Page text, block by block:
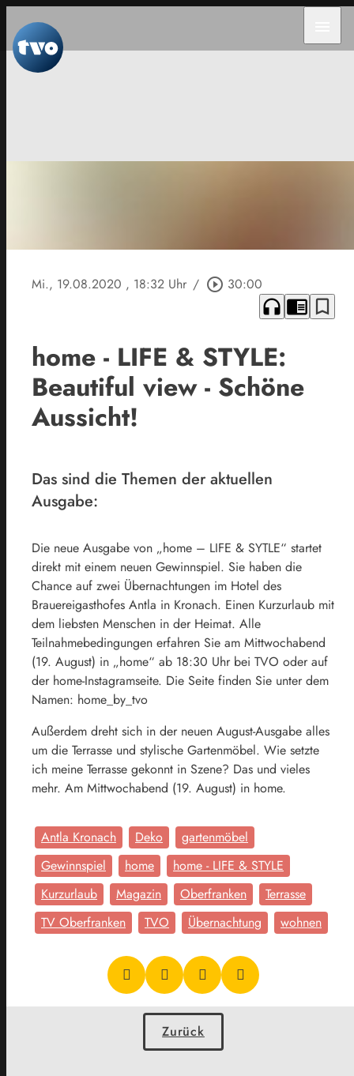
Mi., 19.08.2020 , 18:32 Uhr / play_circle_outline 30:00
headphones chrome_reader_mode bookmark_border
home - LIFE & STYLE:
Beautiful view - Schöne
Aussicht!
Das sind die Themen der aktuellen
Ausgabe:
Die neue Ausgabe von „home – LIFE & SYTLE“ startet
direkt mit einem neuen Gewinnspiel. Sie haben die
Chance auf zwei Übernachtungen im Hotel des
Brauereigasthofes Antla in Kronach. Einen Kurzurlaub mit
dem liebsten Menschen in der Heimat. Alle
Teilnahmebedingungen erfahren Sie am Mittwochabend
(19. August) in „home“ ab 18:30 Uhr bei TVO oder auf
der home-Instagramseite. Die Seite finden Sie unter dem
Namen: home_by_tvo
Außerdem dreht sich in der neuen August-Ausgabe alles
um die Terrasse und stylische Gartenmöbel. Wie setzte
ich meine Terrasse gekonnt in Szene? Das und vieles
mehr. Am Mittwochabend (19. August) in home.
Antla Kronach Deko
gartenmöbel
Gewinnspiel
home
home - LIFE & STYLE
Kurzurlaub
Magazin Oberfranken
Terrasse
TV Oberfranken
TVO Übernachtung wohnen
Zurück